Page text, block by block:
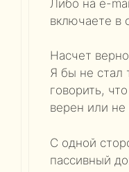
Либо на e-
включаете в
Насчет
Я бы не стал
говорить,
верен или не
С одной
пассивный